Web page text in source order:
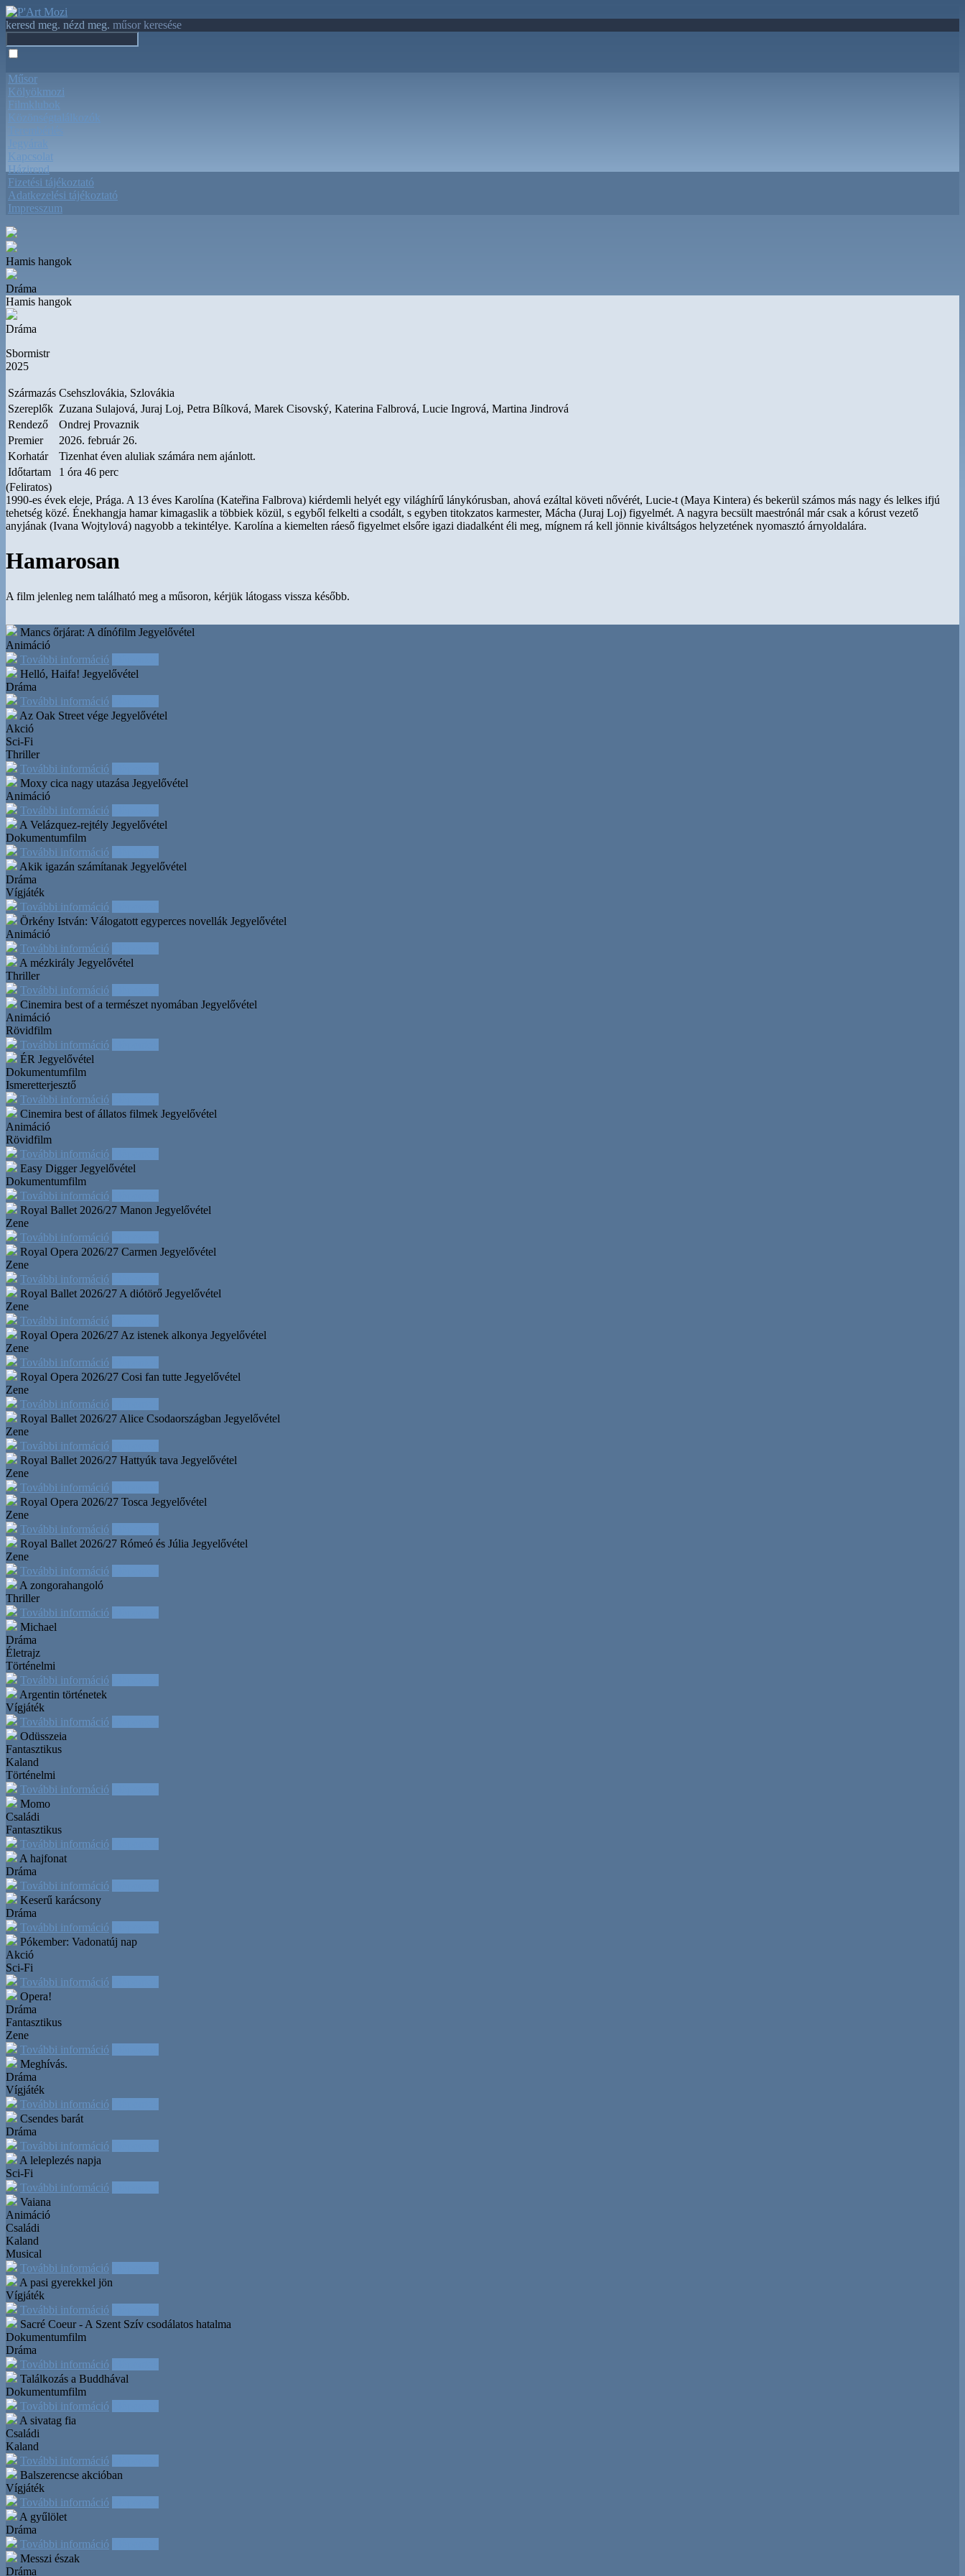
keresd meg. nézd meg. műsor keresése
Műsor
Kölyökmozi
Filmklubok
Közönségtalálkozók
Kapcsolat
Házirend
Fizetési tájékoztató
Adatkezelési tájékoztató
Impresszum
Hamis hangok
Dráma
Hamis hangok
Dráma
Sbormistr
2025
Származás Csehszlovákia, Szlovákia
Szereplők Zuzana Sulajová, Juraj Loj, Petra Bílková, Marek Cisovský, Katerina Falbrová, Lucie Ingrová, Martina Jindrová
Rendező
Ondrej Provaznik
Premier
2026. február 26.
Korhatár
Tizenhat éven aluliak számára nem ajánlott.
Időtartam
1 óra 46 perc
(Feliratos)
1990-es évek eleje, Prága. A 13 éves Karolína (Kateřina Falbrova) kiérdemli helyét egy világhírű lánykórusban, ahová ezáltal követi nővérét, Lucie-t (Maya Kintera) és bekerül számos más nagy és lelkes ifjú
tehetség közé. Énekhangja hamar kimagaslik a többiek közül, s egyből felkelti a csodált, s egyben titokzatos karmester, Mácha (Juraj Loj) figyelmét. A nagyra becsült maestrónál már csak a kórust vezető
anyjának (Ivana Wojtylová) nagyobb a tekintélye. Karolína a kiemelten ráeső figyelmet elsőre igazi diadalként éli meg, mígnem rá kell jönnie kiváltságos helyzetének nyomasztó árnyoldalára.
Hamarosan
A film jelenleg nem található meg a műsoron, kérjük látogass vissza később.
Mancs őrjárat: A dínófilm Jegyelővétel
Animáció
További információ
Helló, Haifa! Jegyelővétel
Dráma
További információ
Az Oak Street vége Jegyelővétel
Akció
Sci-Fi
Thriller
További információ
Moxy cica nagy utazása Jegyelővétel
Animáció
További információ
A Velázquez-rejtély Jegyelővétel
Dokumentumfilm
További információ
Akik igazán számítanak Jegyelővétel
Dráma
Vígjáték
További információ
Örkény István: Válogatott egyperces novellák Jegyelővétel
Animáció
További információ
A mézkirály Jegyelővétel
Thriller
További információ
Cinemira best of a természet nyomában Jegyelővétel
Animáció
Rövidfilm
További információ
ÉR Jegyelővétel
Dokumentumfilm
Ismeretterjesztő
További információ
Cinemira best of állatos filmek Jegyelővétel
Animáció
Rövidfilm
További információ
Easy Digger Jegyelővétel
Dokumentumfilm
További információ
Royal Ballet 2026/27 Manon Jegyelővétel
Zene
További információ
Royal Opera 2026/27 Carmen Jegyelővétel
Zene
További információ
Royal Ballet 2026/27 A diótörő Jegyelővétel
Zene
További információ
Royal Opera 2026/27 Az istenek alkonya Jegyelővétel
Zene
További információ
Royal Opera 2026/27 Cosi fan tutte Jegyelővétel
Zene
További információ
Royal Ballet 2026/27 Alice Csodaországban Jegyelővétel
Zene
További információ
Royal Ballet 2026/27 Hattyúk tava Jegyelővétel
Zene
További információ
Royal Opera 2026/27 Tosca Jegyelővétel
Zene
További információ
Royal Ballet 2026/27 Rómeó és Júlia Jegyelővétel
Zene
További információ
A zongorahangoló
Thriller
További információ
Michael
Dráma
Életrajz
Történelmi
További információ
Argentin történetek
Vígjáték
További információ
Odüsszeia
Fantasztikus
Kaland
Történelmi
További információ
Momo
Családi
Fantasztikus
További információ
A hajfonat
Dráma
További információ
Keserű karácsony
Dráma
További információ
Pókember: Vadonatúj nap
Akció
Sci-Fi
További információ
Opera!
Dráma
Fantasztikus
Zene
További információ
Meghívás.
Dráma
Vígjáték
További információ
Csendes barát
Dráma
További információ
A leleplezés napja
Sci-Fi
További információ
Vaiana
Animáció
Családi
Kaland
Musical
További információ
A pasi gyerekkel jön
Vígjáték
További információ
Sacré Coeur - A Szent Szív csodálatos hatalma
Dokumentumfilm
Dráma
További információ
Találkozás a Buddhával
Dokumentumfilm
További információ
A sivatag fia
Családi
Kaland
További információ
Balszerencse akcióban
Vígjáték
További információ
A gyűlölet
Dráma
További információ
Messzi észak
Dráma